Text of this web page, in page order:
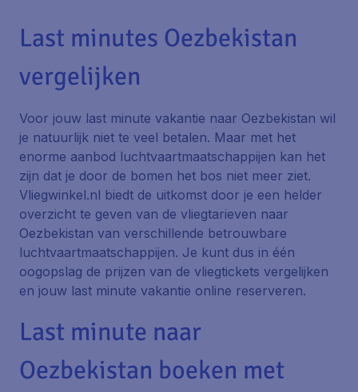
Last minutes Oezbekistan
vergelijken
Voor jouw last minute vakantie naar Oezbekistan wil
je natuurlijk niet te veel betalen. Maar met het
enorme aanbod luchtvaartmaatschappijen kan het
zijn dat je door de bomen het bos niet meer ziet.
Vliegwinkel.nl biedt de uitkomst door je een helder
overzicht te geven van de vliegtarieven naar
Oezbekistan van verschillende betrouwbare
luchtvaartmaatschappijen. Je kunt dus in één
oogopslag de prijzen van de vliegtickets vergelijken
en jouw last minute vakantie online reserveren.
Last minute naar
Oezbekistan boeken met